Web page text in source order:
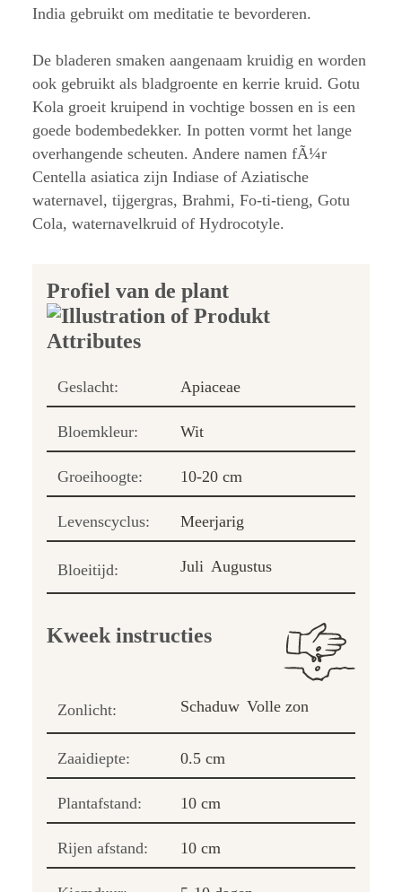
India gebruikt om meditatie te bevorderen.
De bladeren smaken aangenaam kruidig en worden
ook gebruikt als bladgroente en kerrie kruid. Gotu
Kola groeit kruipend in vochtige bossen en is een
goede bodembedekker. In potten vormt het lange
overhangende scheuten. Andere namen fÃ¼r
Centella asiatica zijn Indiase of Aziatische
waternavel, tijgergras, Brahmi, Fo-ti-tieng, Gotu
Cola, waternavelkruid of Hydrocotyle.
Profiel van de plant
Geslacht: Apiaceae
Bloemkleur: Wit
Groeihoogte: 10-20 cm
Levenscyclus: Meerjarig
Bloeitijd: Juli Augustus
Kweek instructies
Zonlicht: Schaduw Volle zon
Zaaidiepte: 0.5 cm
Plantafstand: 10 cm
Rijen afstand: 10 cm